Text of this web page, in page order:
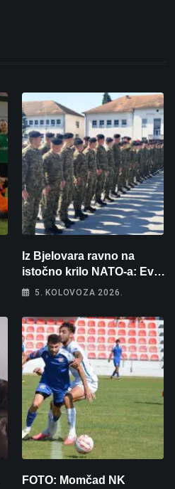
Iz Bjelovara ravno na
istočno krilo NATO-a: Evo
kamo odlazi 82 hrvatska
5. KOLOVOZA 2026.
FOTO: Momčad NK